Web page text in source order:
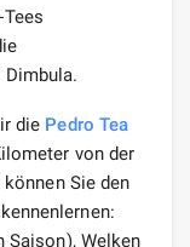
die Pedro Tea
von der
Sie den
Saison), Welken